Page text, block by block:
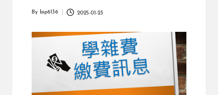
Posted
By bip6136 2025-01-23